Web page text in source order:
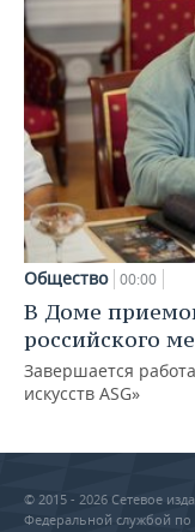
Общество 00:00
В Доме
российского
Завершается
искусств ASG»
© 2015 - 2026 Сетевое
Федеральной службой